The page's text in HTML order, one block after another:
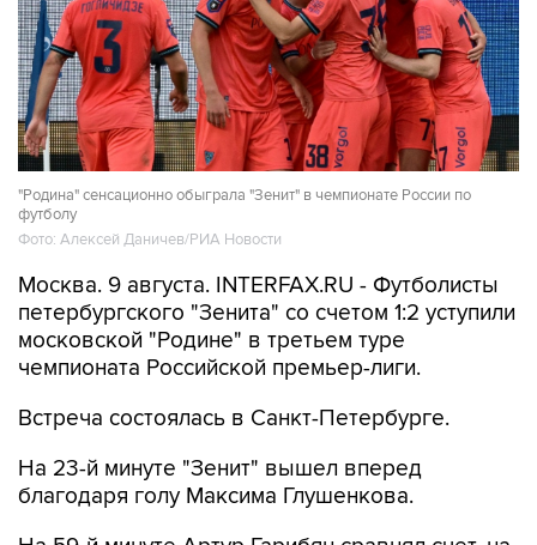
"Родина" сенсационно обыграла "Зенит" в чемпионате России по
футболу
Фото: Алексей Даничев/РИА Новости
Москва. 9 августа. INTERFAX.RU - Футболисты
петербургского "Зенита" со счетом 1:2 уступили
московской "Родине" в третьем туре
чемпионата Российской премьер-лиги.
Встреча состоялась в Санкт-Петербурге.
На 23-й минуте "Зенит" вышел вперед
благодаря голу Максима Глушенкова.